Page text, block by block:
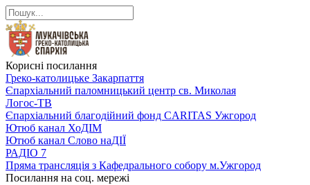
Корисні посилання
Греко-католицьке Закарпаття
Єпархіальний паломницький центр св. Миколая
Логос-ТВ
Єпархіальний благодійний фонд CARITAS Ужгород
Ютюб канал ХоДІМ
Ютюб канал Слово наДІЇ
РАДІО 7
Пряма трансляція з Кафедрального собору м.Ужгород
Посилання на соц. мережі